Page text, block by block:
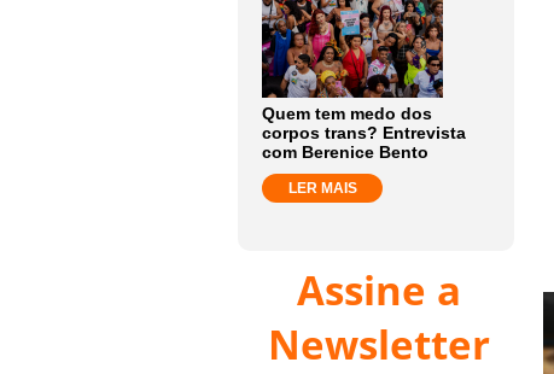
Quem tem medo dos
corpos trans? Entrevista
com Berenice Bento
LER MAIS
Assine a
Newsletter